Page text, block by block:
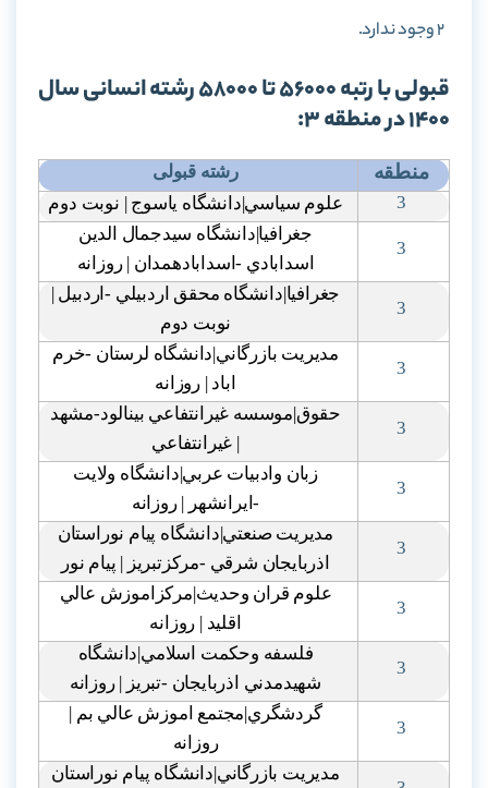
2 وجود ندارد.
قبولی با رتبه 56000 تا 58000 رشته انسانی سال
1400 در منطقه 3:
منطقه
رشته قبولی
3
علوم سياسي|دانشگاه ياسوج | نوبت دوم
3
جغرافيا|دانشگاه سيدجمال الدين
اسدابادي -اسدابادهمدان | روزانه
3
جغرافيا|دانشگاه محقق اردبيلي -اردبيل |
نوبت دوم
3
مديريت بازرگاني|دانشگاه لرستان -خرم
اباد | روزانه
3
حقوق|موسسه غيرانتفاعي بينالود-مشهد
| غيرانتفاعي
3
زبان وادبيات عربي|دانشگاه ولايت
-ايرانشهر | روزانه
3
مديريت صنعتي|دانشگاه پيام نوراستان
اذربايجان شرقي -مرکزتبريز | پيام نور
3
علوم قران وحديث|مرکزاموزش عالي
اقليد | روزانه
3
فلسفه وحکمت اسلامي|دانشگاه
شهيدمدني اذربايجان -تبريز | روزانه
3
گردشگري|مجتمع اموزش عالي بم |
روزانه
مديريت بازرگاني|دانشگاه پيام نوراستان